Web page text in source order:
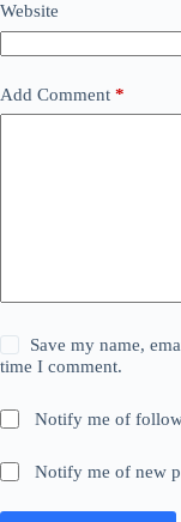
Website
Add Comment *
Save my name,
time I comment.
Notify me of
Notify me of new